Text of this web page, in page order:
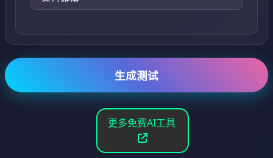
生成测试
更多免费AI工具